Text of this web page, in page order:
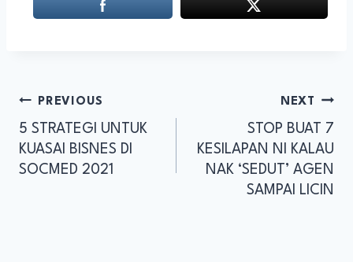
PREVIOUS
5 STRATEGI UNTUK
KUASAI BISNES DI
SOCMED 2021
NEXT
STOP BUAT 7
KESILAPAN NI KALAU
NAK ‘SEDUT’ AGEN
SAMPAI LICIN